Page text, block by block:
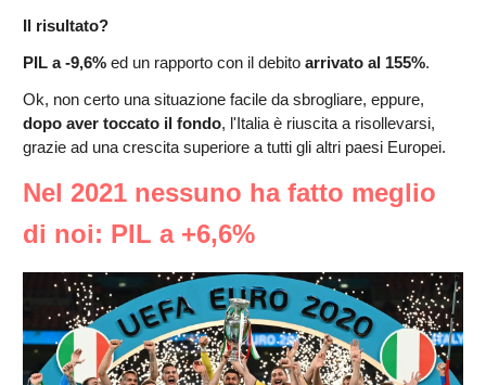
Il risultato?
PIL a -9,6% ed un rapporto con il debito arrivato al 155%.
Ok, non certo una situazione facile da sbrogliare, eppure,
dopo aver toccato il fondo, l'Italia è riuscita a risollevarsi,
grazie ad una crescita superiore a tutti gli altri paesi Europei.
Nel 2021 nessuno ha fatto meglio
di noi: PIL a +6,6%